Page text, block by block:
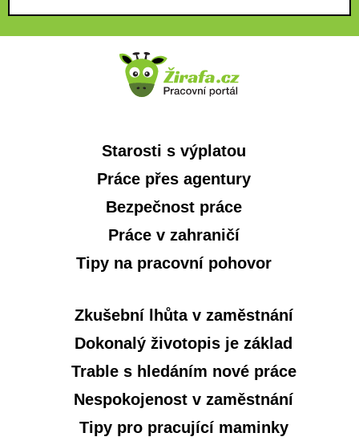
Starosti s výplatou
Práce přes agentury
Bezpečnost práce
Práce v zahraničí
Tipy na pracovní pohovor
Zkušební lhůta v zaměstnání
Dokonalý životopis je základ
Trable s hledáním nové práce
Nespokojenost v zaměstnání
Tipy pro pracující maminky